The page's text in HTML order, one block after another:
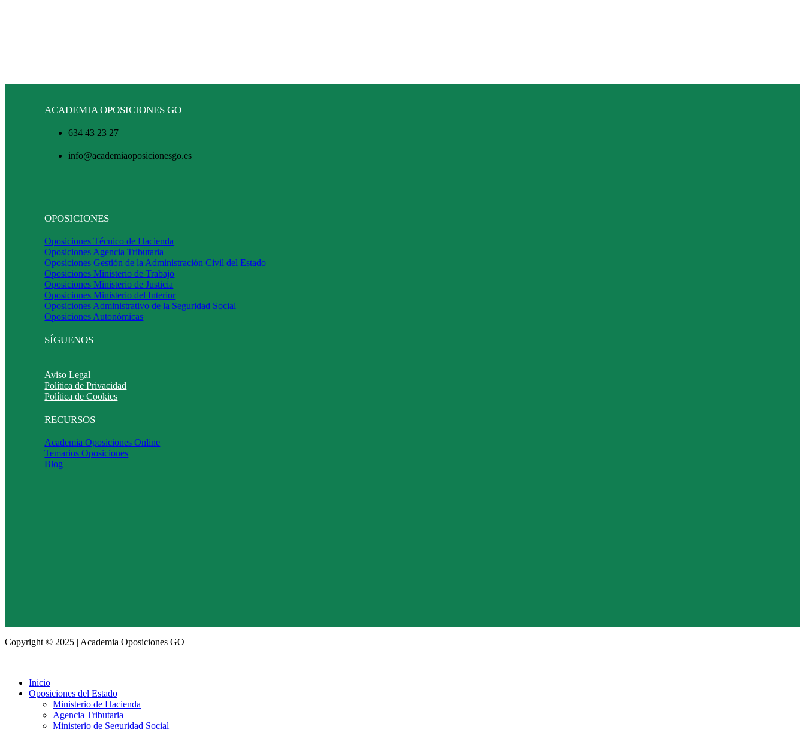
ACADEMIA OPOSICIONES GO
634 43 23 27
info@academiaoposicionesgo.es
OPOSICIONES
Oposiciones Técnico de Hacienda
Oposiciones Agencia Tributaria
Oposiciones Gestión de la Administración Civil del Estado
Oposiciones Ministerio de Trabajo
Oposiciones Ministerio de Justicia
Oposiciones Ministerio del Interior
Oposiciones Administrativo de la Seguridad Social
Oposiciones Autonómicas
SÍGUENOS
Aviso Legal
Política de Privacidad
Política de Cookies
RECURSOS
Academia Oposiciones Online
Temarios Oposiciones
Blog
Copyright © 2025 | Academia Oposiciones GO
Inicio
Oposiciones del Estado
Ministerio de Hacienda
Agencia Tributaria
Ministerio de Seguridad Social